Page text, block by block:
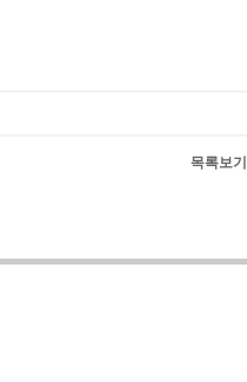
목록보기